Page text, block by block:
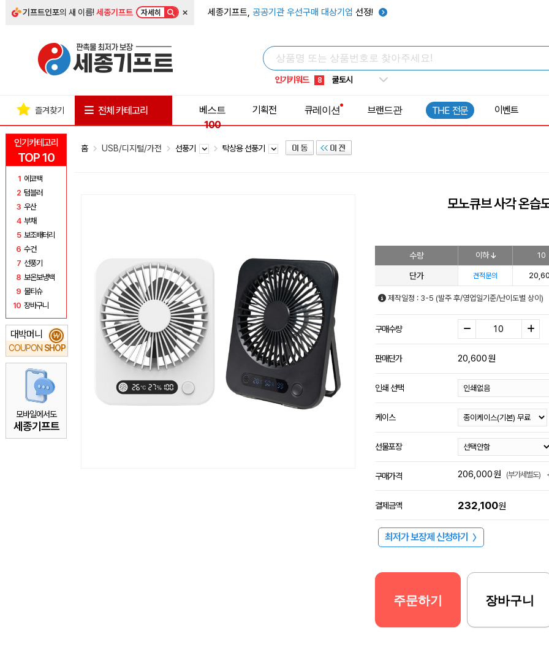
기프트인포의 새 이름!세종기프트 자세히 × 세종기프트, 공공기관 우선구매 대상기업 선정!
인기키워드
5 키캡
8 쿨토시
9 넥쿨러
1 선풍기
인기카테고리
TOP 10
1 에코백
2 텀블러
3 우산
4 부채
5 보조배터리
6 수건
7 선풍기
8 보온보냉백
9 물티슈
10 장바구니
대박머니
COUPON SHOP
₩
모바일에서도
세종기프트
즐겨찾기 전체 카테고리
베스트
100
기획전 큐레이션 브랜드관 THE 전문 이벤트
홈 USB/디지털/가전 선풍기 탁상용 선풍기
모노큐브 사각 온습
수량 이하 10
단가 견적문의
제작일정 : 3-5 (발주 후/영업일기준/난이도별 상이)
구매수량
판매단가 20,600원
인쇄 선택
케이스
선물포장
구매가격 206,000원 (부가세별도)
결제금액 232,100원
최저가 보장제 신청하기 〉
주문하기 장바구니